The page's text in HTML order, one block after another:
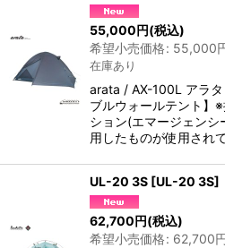
55,000円(税込)
希望小売価格: 55,000
在庫あり
arata / AX-100L アラ
ブルウォールテント】
ション(エマージェンシ
用したものが使用され
UL-20 3S [UL-20 3S]
62,700円(税込)
希望小売価格: 62,700